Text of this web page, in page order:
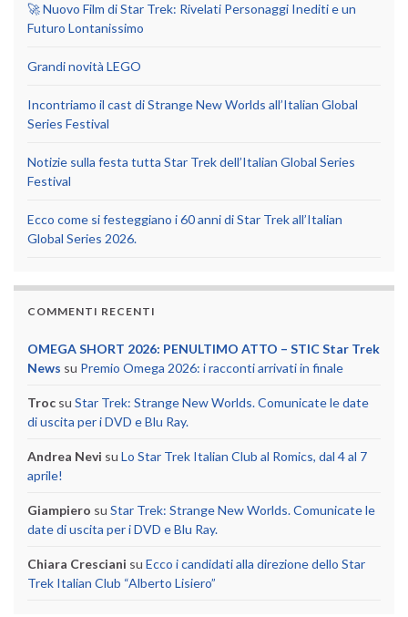
🚀 Nuovo Film di Star Trek: Rivelati Personaggi Inediti e un
Futuro Lontanissimo
Grandi novità LEGO
Incontriamo il cast di Strange New Worlds all’Italian Global
Series Festival
Notizie sulla festa tutta Star Trek dell’Italian Global Series
Festival
Ecco come si festeggiano i 60 anni di Star Trek all’Italian
Global Series 2026.
COMMENTI RECENTI
OMEGA SHORT 2026: PENULTIMO ATTO – STIC Star Trek
News su Premio Omega 2026: i racconti arrivati in finale
Troc su Star Trek: Strange New Worlds. Comunicate le date
di uscita per i DVD e Blu Ray.
Andrea Nevi su Lo Star Trek Italian Club al Romics, dal 4 al 7
aprile!
Giampiero su Star Trek: Strange New Worlds. Comunicate le
date di uscita per i DVD e Blu Ray.
Chiara Cresciani su Ecco i candidati alla direzione dello Star
Trek Italian Club “Alberto Lisiero”